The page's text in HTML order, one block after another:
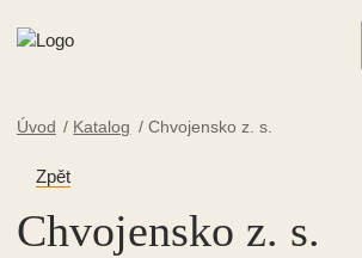
Úvod Katalog Chvojensko z. s.
Zpět
Chvojensko z. s.